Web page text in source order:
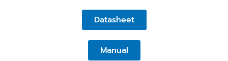
Datasheet
Manual